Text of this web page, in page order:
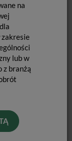
na
lub w
z branżą